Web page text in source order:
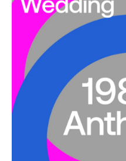
Country
Folk
Pop
Club/
Disco
Rock,
Alternative